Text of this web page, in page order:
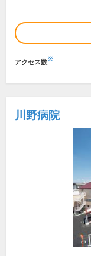
アクセス数※
川野病院